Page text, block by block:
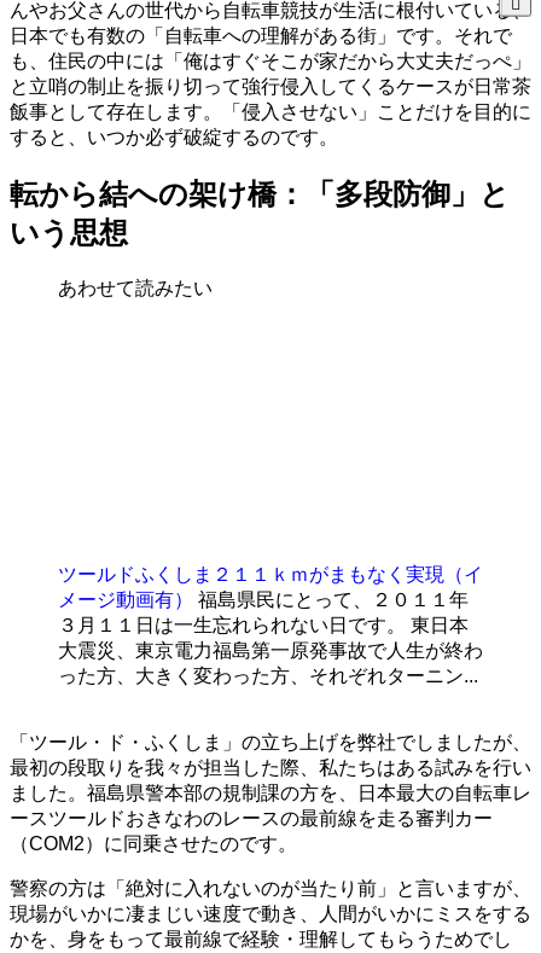
んやお父さんの世代から自転車競技が生活に根付いている、
日本でも有数の「自転車への理解がある街」です。それで
も、住民の中には「俺はすぐそこが家だから大丈夫だっぺ」
と立哨の制止を振り切って強行侵入してくるケースが日常茶
飯事として存在します。「侵入させない」ことだけを目的に
すると、いつか必ず破綻するのです。
転から結への架け橋：「多段防御」と
いう思想
あわせて読みたい
ツールドふくしま２１１ｋｍがまもなく実現（イ
メージ動画有）
福島県民にとって、２０１１年
３月１１日は一生忘れられない日です。 東日本
大震災、東京電力福島第一原発事故で人生が終わ
った方、大きく変わった方、それぞれターニン...
「ツール・ド・ふくしま」の立ち上げを弊社でしましたが、
最初の段取りを我々が担当した際、私たちはある試みを行い
ました。福島県警本部の規制課の方を、日本最大の自転車レ
ースツールドおきなわのレースの最前線を走る審判カー
（COM2）に同乗させたのです。
警察の方は「絶対に入れないのが当たり前」と言いますが、
現場がいかに凄まじい速度で動き、人間がいかにミスをする
かを、身をもって最前線で経験・理解してもらうためでし